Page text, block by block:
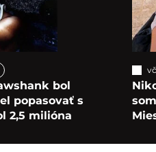
bol
popasovať s
2,5 milióna